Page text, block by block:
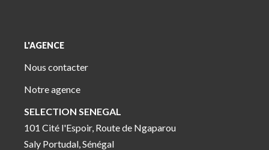
L'AGENCE
Nous contacter
Notre agence
SELECTION SENEGAL
101 Cité l'Espoir, Route de Ngaparou
Saly Portudal, Sénégal